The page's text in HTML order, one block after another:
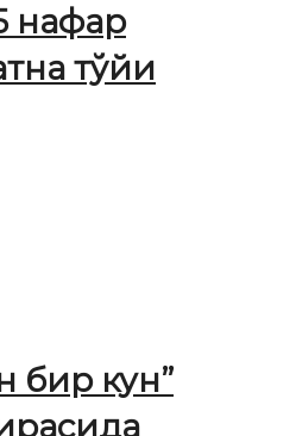
нафар
тўйи
бир кун”